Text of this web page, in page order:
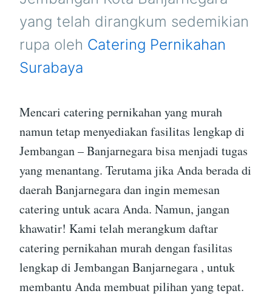
yang telah dirangkum sedemikian
rupa oleh Catering Pernikahan
Surabaya
Mencari catering pernikahan yang murah
namun tetap menyediakan fasilitas lengkap di
Jembangan – Banjarnegara bisa menjadi tugas
yang menantang. Terutama jika Anda berada di
daerah Banjarnegara dan ingin memesan
catering untuk acara Anda. Namun, jangan
khawatir! Kami telah merangkum daftar
catering pernikahan murah dengan fasilitas
lengkap di Jembangan Banjarnegara , untuk
membantu Anda membuat pilihan yang tepat.